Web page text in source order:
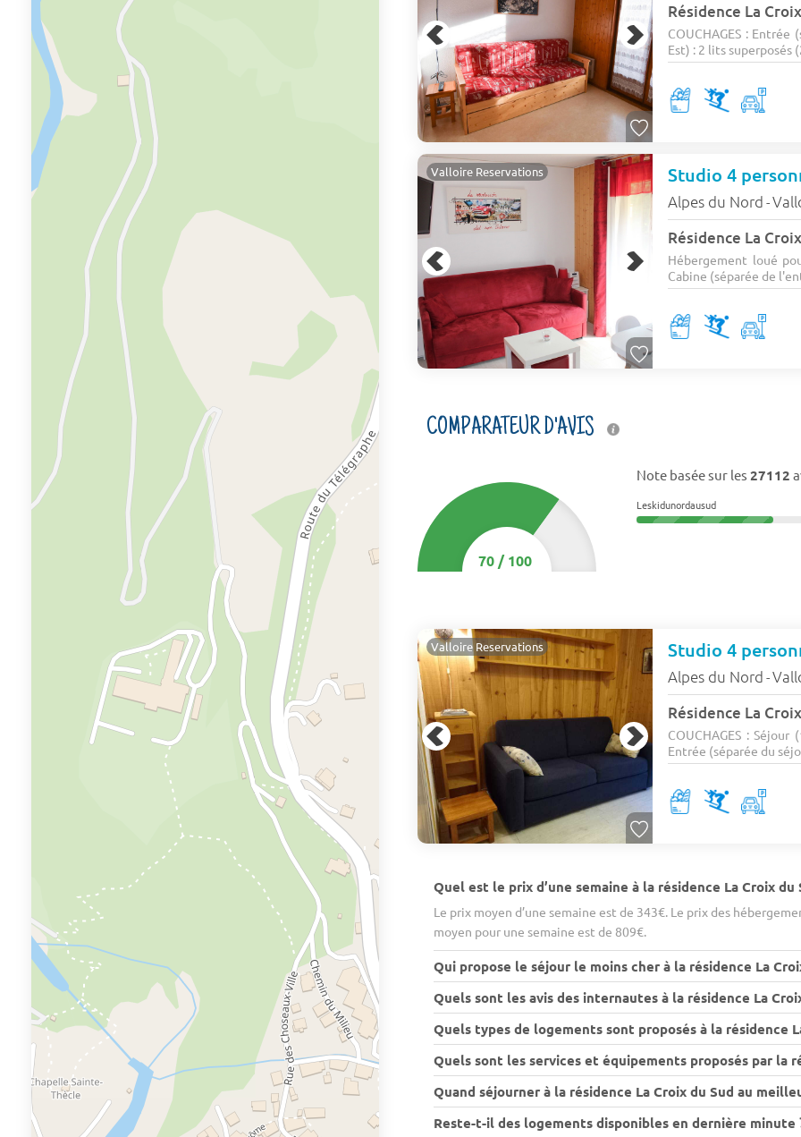
Résidence La
COUCHAGES :
Est) : 2 lits superposés
Valloire Reservations Studio 4
Alpes du Nord -
Résidence La
Hébergement loué
Cabine (séparée de
COMPARATEUR D'AVIS
70/100
Note basée sur les 27112
Leskidunordausud
Valloire Reservations Studio 4
Alpes du Nord -
Résidence La
COUCHAGES :
Entrée (séparée du
Quel est le prix d’une semaine à la résidence La Croix du
Le prix moyen d’une semaine est de 343€. Le prix des
moyen pour une semaine est de 809€.
Qui propose le séjour le moins cher à la résidence La
Quels sont les avis des internautes à la résidence La
Quels types de logements sont proposés à la résidence
Quels sont les services et équipements proposés par la
Quand séjourner à la résidence La Croix du Sud au
Reste-t-il des logements disponibles en dernière minute